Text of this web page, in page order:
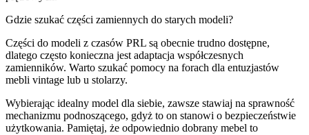
Gdzie szukać części zamiennych do starych modeli?
Części do modeli z czasów PRL są obecnie trudno dostępne,
dlatego często konieczna jest adaptacja współczesnych
zamienników. Warto szukać pomocy na forach dla entuzjastów
mebli vintage lub u stolarzy.
Wybierając idealny model dla siebie, zawsze stawiaj na sprawność
mechanizmu podnoszącego, gdyż to on stanowi o bezpieczeństwie
użytkowania. Pamiętaj, że odpowiednio dobrany mebel to